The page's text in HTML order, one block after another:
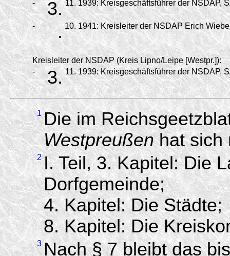
- 3. 11. 1939: Kreisgeschäftsführer der NSDAP,
- . 10. 1941: Kreisleiter der NSDAP Erich
Kreisleiter der NSDAP (Kreis Lipno/Leipe [Westpr.]):
-
3. 11. 1939: Kreisgeschäftsführer der NSDAP,
1 Die im
Westpreußenhat sich
2 I. Teil, 3. Kapitel: Die
Dorfgemeinde;
4. Kapitel: Die Städte;
8. Kapitel: Die
3 Nach § 7 bleibt das